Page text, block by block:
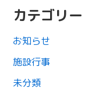
カテゴリー
お知らせ
施設行事
未分類